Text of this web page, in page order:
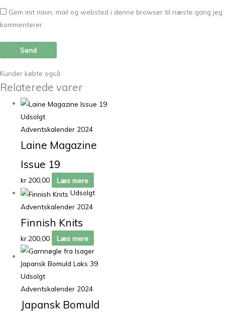
Gem mit navn, mail og websted i denne browser til næste gang jeg
kommenterer.
Kunder købte også
Relaterede varer
Udsolgt
Adventskalender 2024
Laine Magazine
Issue 19
kr.200,00
Læs mere
Udsolgt
Adventskalender 2024
Finnish Knits
kr. 200,00 Læs mere
Udsolgt
Adventskalender 2024
Japansk Bomuld